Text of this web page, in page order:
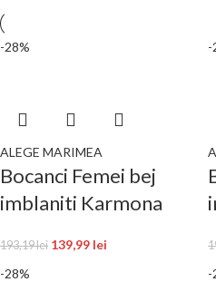
-28%
ALEGE MARIMEA
Bocanci Femei bej
imblaniti Karmona
193,19lei 139,99 lei
-
-28% -